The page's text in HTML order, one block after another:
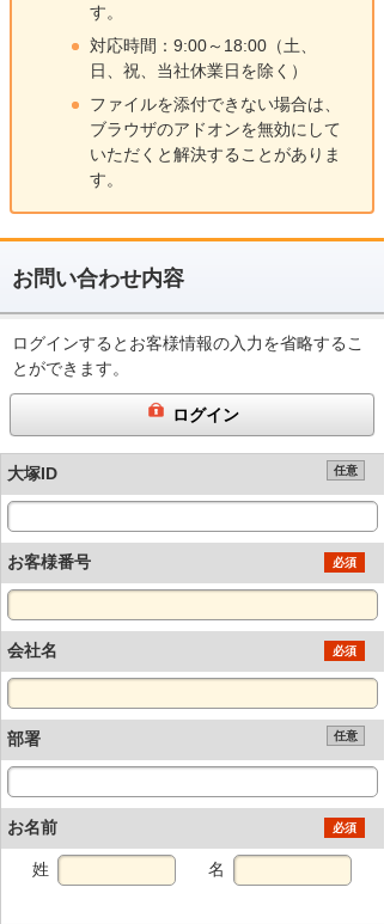
す。
対応時間：9:00～18:00（土、
日、祝、当社休業日を除く）
ファイルを添付できない場合は、
ブラウザのアドオンを無効にして
いただくと解決することがありま
す。
お問い合わせ内容
ログインするとお客様情報の入力を省略するこ
とができます。
ログイン
大塚ID 任意
お客様番号 必須
会社名 必須
部署 任意
お名前 必須
姓 名